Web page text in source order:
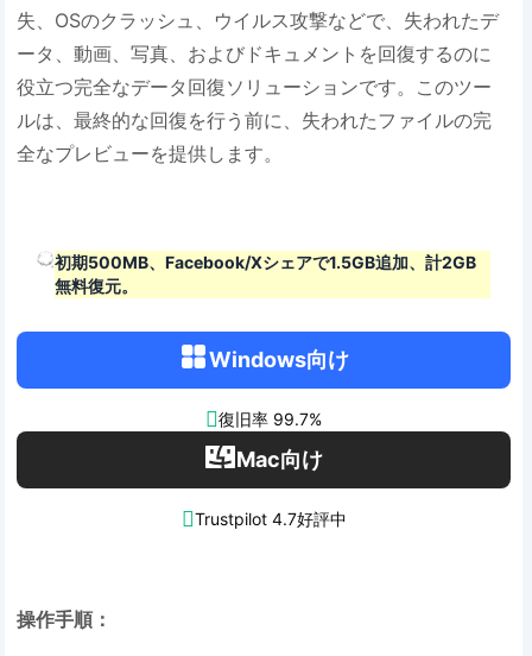
失、OSのクラッシュ、ウイルス攻撃などで、失われたデ
ータ、動画、写真、およびドキュメントを回復するのに
役立つ完全なデータ回復ソリューションです。このツー
ルは、最終的な回復を行う前に、失われたファイルの完
全なプレビューを提供します。
初期500MB、Facebook/Xシェアで1.5GB追加、計2GB
無料復元。
Windows向け
復旧率 99.7%
Mac向け
Trustpilot 4.7好評中
操作手順：